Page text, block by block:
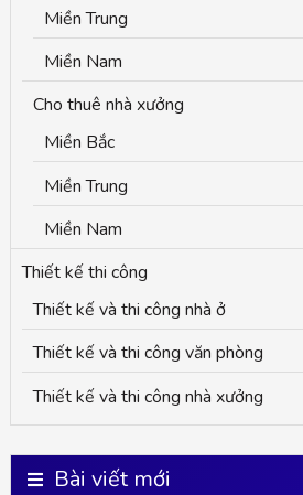
Miền Trung
Miền Nam
Cho thuê nhà xưởng
Miền Bắc
Miền Trung
Miền Nam
Thiết kế thi công
Thiết kế và thi công nhà ở
Thiết kế và thi công văn phòng
Thiết kế và thi công nhà xưởng
Bài viết mới